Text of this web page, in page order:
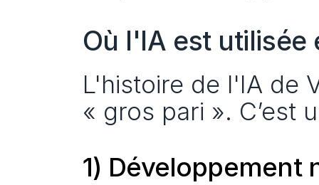
Où l'IA est utilisée
L'histoire de l'IA de
« gros pari ». C’est
1) Développement